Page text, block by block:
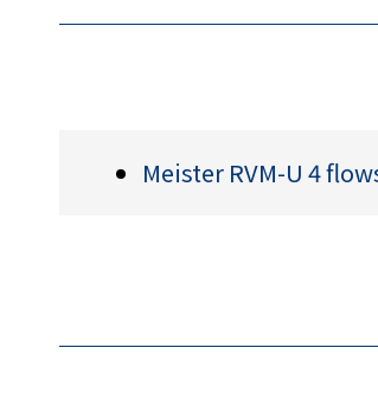
Meister RVM-U 4